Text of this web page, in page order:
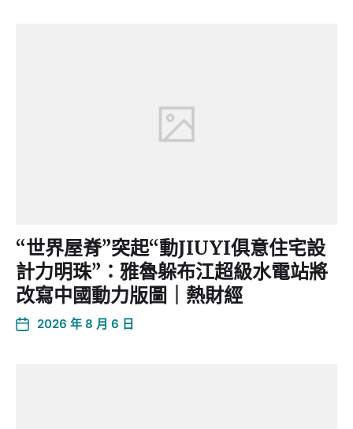
“世界屋脊”突起“動JIUYI俱意住宅設
計力明珠”：雅魯躲布江超級水電站將
改寫中國動力版圖｜熱財經
2026 年 8 月 6 日